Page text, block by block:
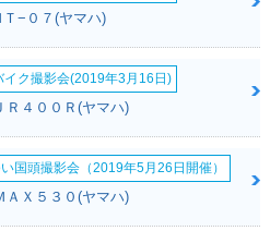
−０７(ヤマハ)
イク撮影会(2019年3月16日)
Ｒ４００Ｒ(ヤマハ)
国頭撮影会（2019年5月26日開催）
ＡＸ５３０(ヤマハ)